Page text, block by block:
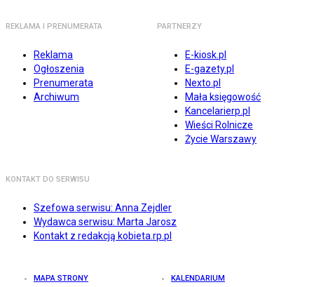
REKLAMA I PRENUMERATA
Reklama
Ogłoszenia
Prenumerata
Archiwum
PARTNERZY
E-kiosk.pl
E-gazety.pl
Nexto.pl
Mała księgowość
Kancelarierp.pl
Wieści Rolnicze
Życie Warszawy
KONTAKT DO SERWISU
Szefowa serwisu: Anna Zejdler
Wydawca serwisu: Marta Jarosz
Kontakt z redakcją kobieta.rp.pl
MAPA STRONY KALENDARIUM